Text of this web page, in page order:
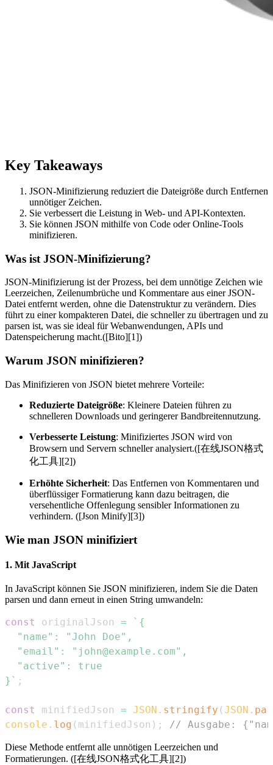
Key Takeaways
JSON-Minifizierung reduziert die Dateigröße durch Entfernen
unnötiger Zeichen.
Sie verbessert die Leistung in Web- und API-Kontexten.
Sie können JSON mithilfe von Code oder Online-Tools
minifizieren.
Was ist JSON-Minifizierung?
JSON-Minifizierung ist der Prozess, bei dem unnötige Zeichen wie
Leerzeichen, Zeilenumbrüche und Kommentare aus einer JSON-
Datei entfernt werden, ohne die Datenstruktur zu verändern. Dies
führt zu einer kompakteren Datei, die schneller zu übertragen und zu
parsen ist, was sie ideal für Webanwendungen, APIs und
Datenspeicherung macht.([Bito][1])
Warum JSON minifizieren?
Das Minifizieren von JSON bietet mehrere Vorteile:
Reduzierte Dateigröße: Kleinere Dateien führen zu
schnelleren Downloads und geringerer Bandbreitennutzung.
Verbesserte Leistung: Minifiziertes JSON wird von
Browsern und Servern schneller analysiert.([在线JSON格式
化工具][2])
Erhöhte Sicherheit: Das Entfernen von Kommentaren und
überflüssiger Formatierung kann dazu beitragen, die
versehentliche Offenlegung sensibler Informationen zu
verhindern. ([Json Minify][3])
Wie man JSON minifiziert
1. Mit JavaScript
In JavaScript können Sie JSON minifizieren, indem Sie die Daten
parsen und dann erneut in einen String umwandeln:
const originalJson = `
} ` ;
const minifiedJson = JSON . stringify (JSON .
console . log ( minifiedJson ) ; // Ausgabe:
Diese Methode entfernt alle unnötigen Leerzeichen und
Formatierungen. ([在线JSON格式化工具][2])